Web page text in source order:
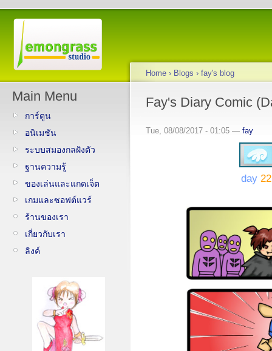
Main Menu
การ์ตูน
อนิเมชัน
ระบบสมองกลฝังตัว
ฐานความรู้
ของเล่นและแกดเจ็ต
เกมและซอฟต์แวร์
ร้านของเรา
เกี่ยวกับเรา
ลิงค์
Home › Blogs › fay's blog
Fay's Diary Comic
Tue, 08/08/2017 - 01:05 — fay
day22